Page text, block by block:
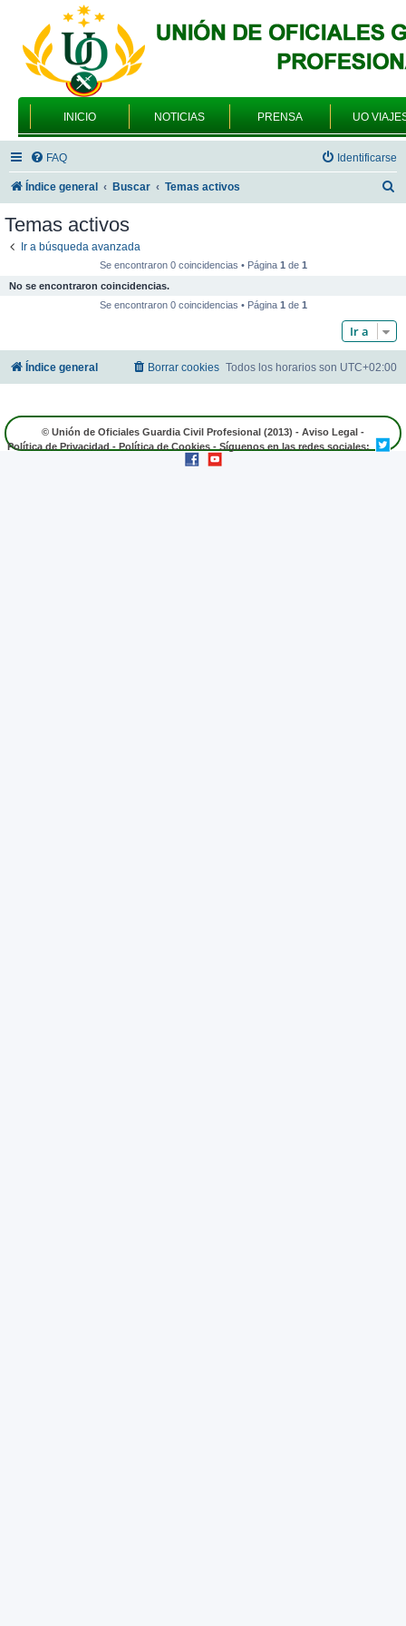
INICIO NOTICIAS PRENSA UO
FAQ Identificarse
Índice general Buscar Temas activos
Temas activos
Ir a búsqueda avanzada
Se encontraron 0 coincidencias • Página 1de 1
No se encontraron coincidencias.
Se encontraron 0 coincidencias • Página 1de 1
Ir a
Índice general Todos los horarios son UTC+02:00
Borrar cookies
© Unión de Oficiales Guardia Civil Profesional (2013) - Aviso Legal -
Política de Privacidad-Política de Cookies- Síguenos en las redes sociales: